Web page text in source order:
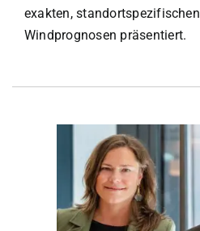
exakten, standortspezifischen
Windprognosen präsentiert.